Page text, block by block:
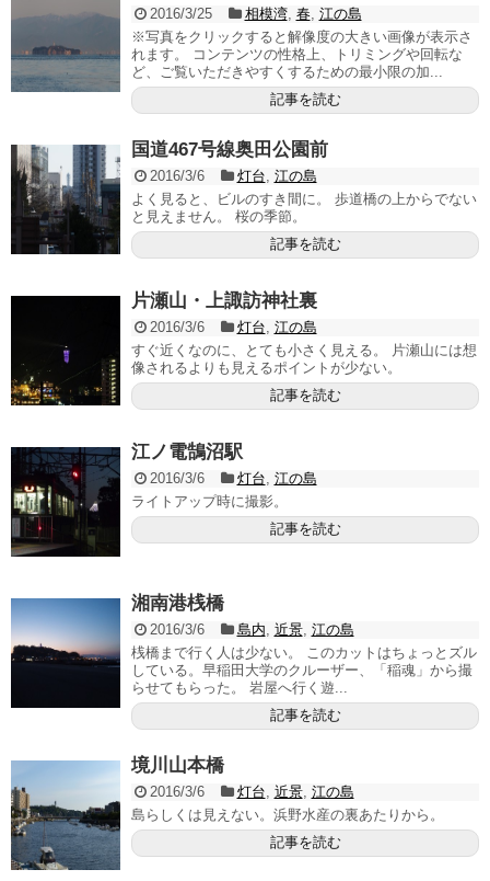
2016/3/25 相模湾, 春, 江の島
※写真をクリックすると解像度の大きい画像が表示さ
れます。 コンテンツの性格上、トリミングや回転な
ど、ご覧いただきやすくするための最小限の加...
記事を読む
国道467号線奥田公園前
2016/3/6 灯台, 江の島
よく見ると、ビルのすき間に。 歩道橋の上からでない
と見えません。 桜の季節。
記事を読む
片瀬山・上諏訪神社裏
2016/3/6 灯台, 江の島
すぐ近くなのに、とても小さく見える。 片瀬山には想
像されるよりも見えるポイントが少ない。
記事を読む
江ノ電鵠沼駅
2016/3/6 灯台, 江の島
ライトアップ時に撮影。
記事を読む
湘南港桟橋
2016/3/6 島内, 近景, 江の島
桟橋まで行く人は少ない。 このカットはちょっとズル
している。早稲田大学のクルーザー、「稲魂」から撮
らせてもらった。 岩屋へ行く遊...
記事を読む
境川山本橋
2016/3/6 灯台, 近景, 江の島
島らしくは見えない。浜野水産の裏あたりから。
記事を読む